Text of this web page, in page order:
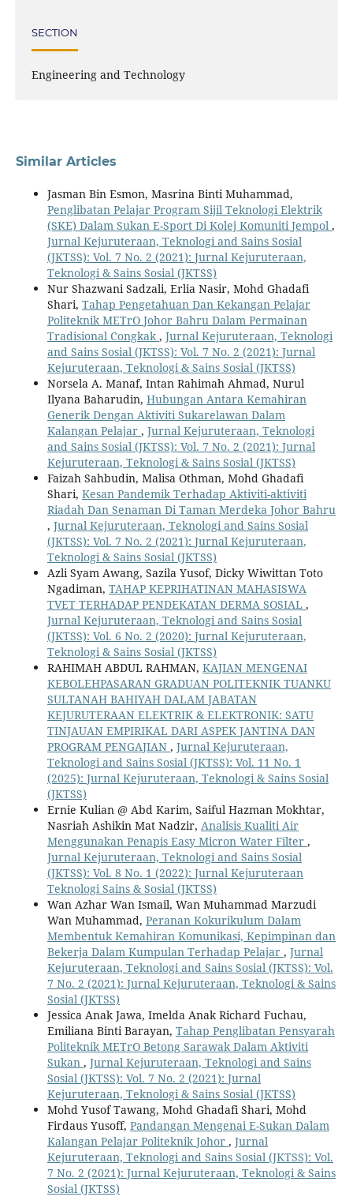
SECTION
Engineering and Technology
Similar Articles
Jasman Bin Esmon, Masrina Binti Muhammad,
Penglibatan Pelajar Program Sijil Teknologi Elektrik
(SKE) Dalam Sukan E-Sport Di Kolej Komuniti Jempol ,
Jurnal Kejuruteraan, Teknologi and Sains Sosial
(JKTSS): Vol. 7 No. 2 (2021): Jurnal Kejuruteraan,
Teknologi & Sains Sosial (JKTSS)
Nur Shazwani Sadzali, Erlia Nasir, Mohd Ghadafi
Shari, Tahap Pengetahuan Dan Kekangan Pelajar
Politeknik METrO Johor Bahru Dalam Permainan
Tradisional Congkak , Jurnal Kejuruteraan, Teknologi
and Sains Sosial (JKTSS): Vol. 7 No. 2 (2021): Jurnal
Kejuruteraan, Teknologi & Sains Sosial (JKTSS)
Norsela A. Manaf, Intan Rahimah Ahmad, Nurul
Ilyana Baharudin, Hubungan Antara Kemahiran
Generik Dengan Aktiviti Sukarelawan Dalam
Kalangan Pelajar , Jurnal Kejuruteraan, Teknologi
and Sains Sosial (JKTSS): Vol. 7 No. 2 (2021): Jurnal
Kejuruteraan, Teknologi & Sains Sosial (JKTSS)
Faizah Sahbudin, Malisa Othman, Mohd Ghadafi
Shari, Kesan Pandemik Terhadap Aktiviti-aktiviti
Riadah Dan Senaman Di Taman Merdeka Johor Bahru
, Jurnal Kejuruteraan, Teknologi and Sains Sosial
(JKTSS): Vol. 7 No. 2 (2021): Jurnal Kejuruteraan,
Teknologi & Sains Sosial (JKTSS)
Azli Syam Awang, Sazila Yusof, Dicky Wiwittan Toto
Ngadiman, TAHAP KEPRIHATINAN MAHASISWA
TVET TERHADAP PENDEKATAN DERMA SOSIAL ,
Jurnal Kejuruteraan, Teknologi and Sains Sosial
(JKTSS): Vol. 6 No. 2 (2020): Jurnal Kejuruteraan,
Teknologi & Sains Sosial (JKTSS)
RAHIMAH ABDUL RAHMAN, KAJIAN MENGENAI
KEBOLEHPASARAN GRADUAN POLITEKNIK TUANKU
SULTANAH BAHIYAH DALAM JABATAN
KEJURUTERAAN ELEKTRIK & ELEKTRONIK: SATU
TINJAUAN EMPIRIKAL DARI ASPEK JANTINA DAN
PROGRAM PENGAJIAN , Jurnal Kejuruteraan,
Teknologi and Sains Sosial (JKTSS): Vol. 11 No. 1
(2025): Jurnal Kejuruteraan, Teknologi & Sains Sosial
(JKTSS)
Ernie Kulian @ Abd Karim, Saiful Hazman Mokhtar,
Nasriah Ashikin Mat Nadzir, Analisis Kualiti Air
Menggunakan Penapis Easy Micron Water Filter ,
Jurnal Kejuruteraan, Teknologi and Sains Sosial
(JKTSS): Vol. 8 No. 1 (2022): Jurnal Kejuruteraan
Teknologi Sains & Sosial (JKTSS)
Wan Azhar Wan Ismail, Wan Muhammad Marzudi
Wan Muhammad, Peranan Kokurikulum Dalam
Membentuk Kemahiran Komunikasi, Kepimpinan dan
Bekerja Dalam Kumpulan Terhadap Pelajar , Jurnal
Kejuruteraan, Teknologi and Sains Sosial (JKTSS): Vol.
7 No. 2 (2021): Jurnal Kejuruteraan, Teknologi & Sains
Sosial (JKTSS)
Jessica Anak Jawa, Imelda Anak Richard Fuchau,
Emiliana Binti Barayan, Tahap Penglibatan Pensyarah
Politeknik METrO Betong Sarawak Dalam Aktiviti
Sukan , Jurnal Kejuruteraan, Teknologi and Sains
Sosial (JKTSS): Vol. 7 No. 2 (2021): Jurnal
Kejuruteraan, Teknologi & Sains Sosial (JKTSS)
Mohd Yusof Tawang, Mohd Ghadafi Shari, Mohd
Firdaus Yusoff, Pandangan Mengenai E-Sukan Dalam
Kalangan Pelajar Politeknik Johor , Jurnal
Kejuruteraan, Teknologi and Sains Sosial (JKTSS): Vol.
7 No. 2 (2021): Jurnal Kejuruteraan, Teknologi & Sains
Sosial (JKTSS)